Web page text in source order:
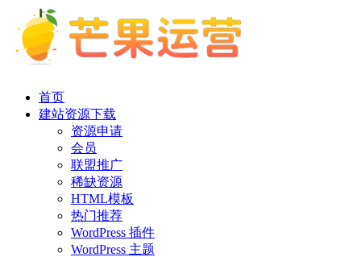
首页
建站资源下载
资源申请
会员
联盟推广
稀缺资源
HTML模板
热门推荐
WordPress 插件
WordPress 主题